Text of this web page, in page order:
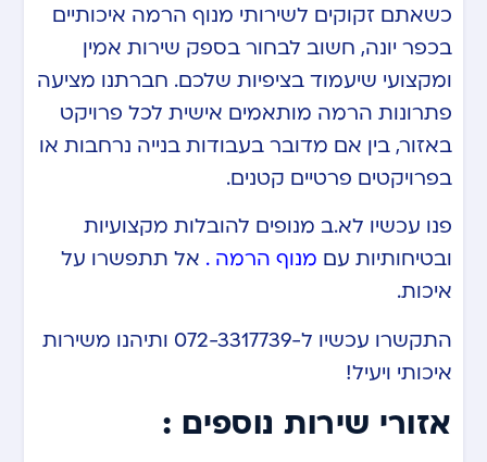
כשאתם זקוקים לשירותי מנוף הרמה איכותיים
בכפר יונה, חשוב לבחור בספק שירות אמין
ומקצועי שיעמוד בציפיות שלכם. חברתנו מציעה
פתרונות הרמה מותאמים אישית לכל פרויקט
באזור, בין אם מדובר בעבודות בנייה נרחבות או
בפרויקטים פרטיים קטנים.
פנו עכשיו לא.ב מנופים להובלות מקצועיות
ובטיחותיות עם מנוף הרמה . אל תתפשרו על
איכות.
התקשרו עכשיו ל-072-3317739 ותיהנו משירות
איכותי ויעיל!
אזורי שירות נוספים :